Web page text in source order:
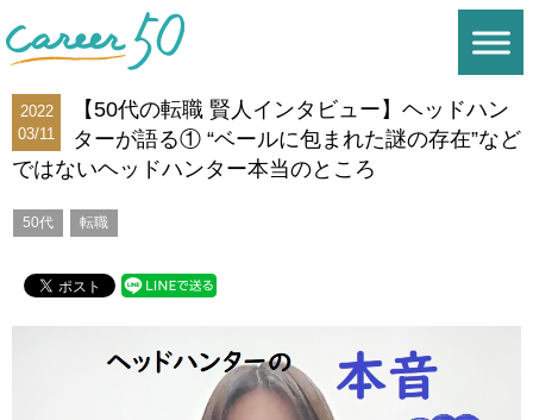
2022
03/11
【50代の転職 賢人インタビュー】ヘッドハン
ターが語る① “ベールに包まれた謎の存在”など
ではないヘッドハンター本当のところ
50代 転職